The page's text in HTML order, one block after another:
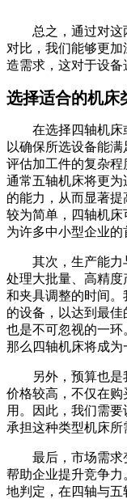
总之，通过对
对比，我们能够更
造需求，这对于设备
选择适合的机床
在选择四轴机床
以确保所选设备能
评估加工件的复杂程
通常五轴机床将更
的能力，从而显著
较为简单，四轴机
为许多中小型企业的
其次，生产能力
处理大批量、高精
和夹具调整的时间
的设备，以达到最
也是不可忽视的一环
那么四轴机床将成为
另外，预算也
价格较高，不仅在
用。因此，我们需
承担这种类型机床所
最后，市场需求
帮助企业提升竞争
地判定，在四轴与